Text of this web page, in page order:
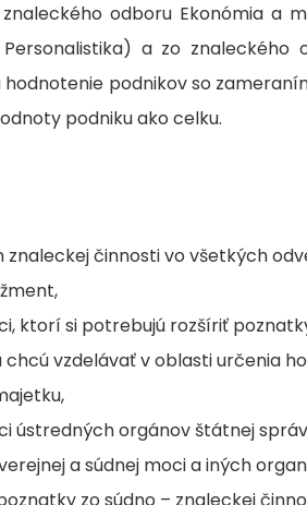
odboru Ekonómia a
a zo znaleckého
podnikov so
podniku ako celku.
znaleckej činnosti vo všetkých
ktorí si potrebujú rozšíriť
vzdelávať v oblasti určenia
ústredných orgánov štátnej
a súdnej moci a iných